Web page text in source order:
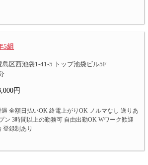
5組
区西池袋1-41-5 トップ池袋ビル5F
円
全額日払いOK 終電上がりOK ノルマなし 送りあ
ン 3時間以上の勤務可 自由出勤OK Wワーク歓迎
登録制あり